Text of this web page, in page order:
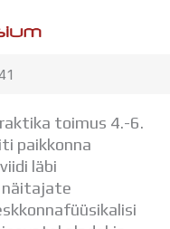
toimus 4.-6.
paikkonna
läbi
näitajate